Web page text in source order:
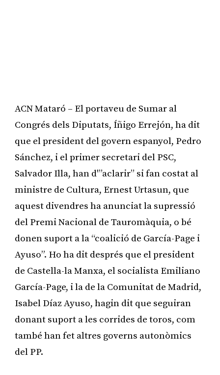
ACN Mataró – El portaveu de Sumar al
Congrés dels Diputats, Íñigo Errejón, ha dit
que el president del govern espanyol, Pedro
Sánchez, i el primer secretari del PSC,
Salvador Illa, han d'”aclarir” si fan costat al
ministre de Cultura, Ernest Urtasun, que
aquest divendres ha anunciat la supressió
del Premi Nacional de Tauromàquia, o bé
donen suport a la “coalició de García-Page i
Ayuso”. Ho ha dit després que el president
de Castella-la Manxa, el socialista Emiliano
García-Page, i la de la Comunitat de Madrid,
Isabel Díaz Ayuso, hagin dit que seguiran
donant suport a les corrides de toros, com
també han fet altres governs autonòmics
del PP.